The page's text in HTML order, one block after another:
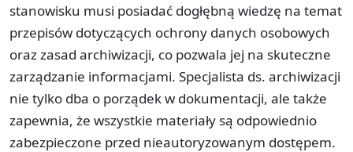
stanowisku musi posiadać dogłębną wiedzę na temat
przepisów dotyczących ochrony danych osobowych
oraz zasad archiwizacji, co pozwala jej na skuteczne
zarządzanie informacjami. Specjalista ds. archiwizacji
nie tylko dba o porządek w dokumentacji, ale także
zapewnia, że wszystkie materiały są odpowiednio
zabezpieczone przed nieautoryzowanym dostępem.